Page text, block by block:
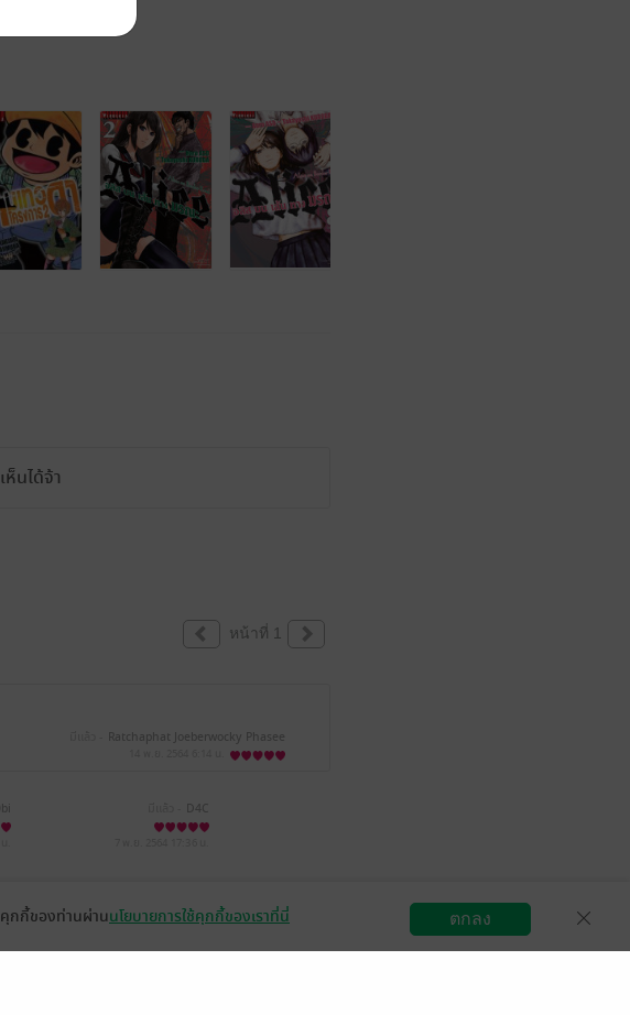
นได้จ้า
หน้าที่ 1
Ratchaphat Joeberwocky Phasee
D4C
. สมัครขายอีบุ๊ก วิธีการใช้งาน
กกี้ของท่านผ่านนโยบายการใช้คุกกี้ของเราที่นี่ ตกลง